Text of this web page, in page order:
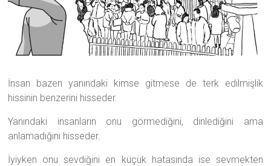
İnsan bazen yanındaki kimse gitmese de terk edilmişlik
hissinin benzerini hisseder.
Yanındaki insanların onu görmediğini, dinlediğini ama
anlamadığını hisseder.
İyiyken onu sevdiğini en küçük hatasında ise sevmekten